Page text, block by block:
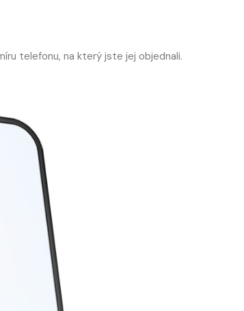
telefonu, na který jste jej objednali.